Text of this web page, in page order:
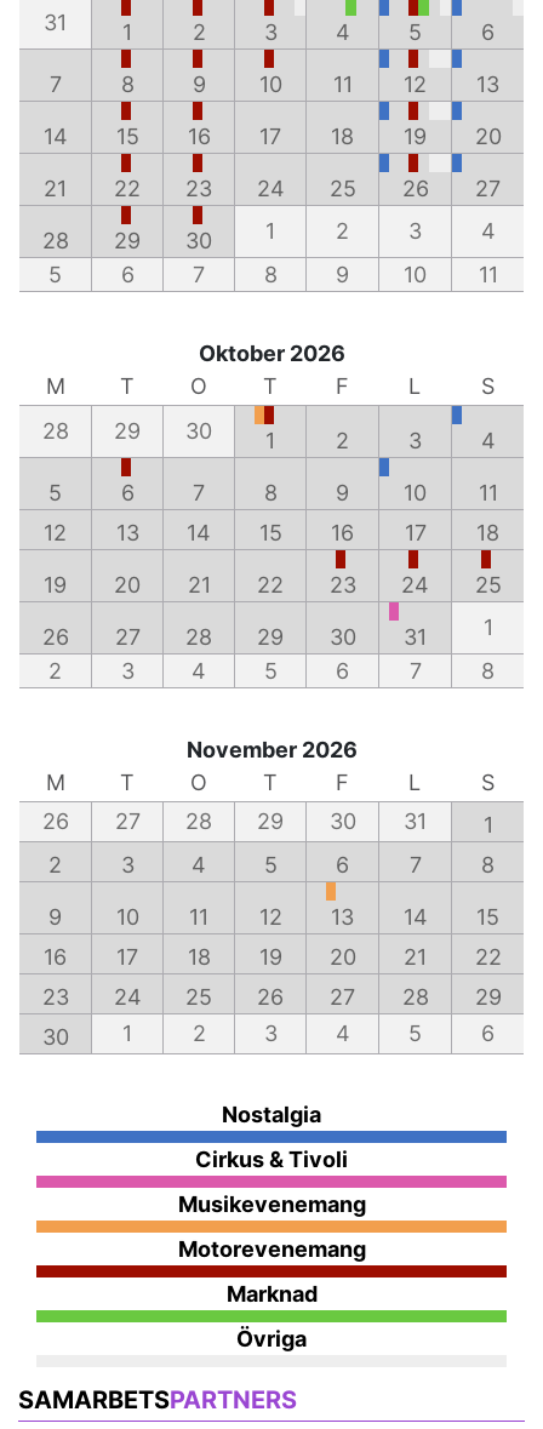
31
1 2 3 4 5 6
7 8 9 10 11 12 13
14 15 16 17 18 19 20
21 22 23 24 25 26 27
28 29 30 1 2 3
4
5
6 7 8 9 10 11
Oktober 2026
M
T O T F L
S
28
29 30 1 2 3 4
5 6 7 8 9 10
11
12
13 14 15 16 17 18
19 20 21 22 23 24 25
26 27 28 29 30 31
1
2
3 4 5 6 7 8
November 2026
M
T O T F L
S
26
27 28 29 30 31
1
2
3 4 5 6 7 8
9 10 11 12 13 14
15
16
17 18 19 20 21
22
23
24 25 26 27 28
29
30
1 2 3 4 5 6
Nostalgia
Cirkus & Tivoli
Musikevenemang
Motorevenemang
Marknad
Övriga
SAMARBETSPARTNERS